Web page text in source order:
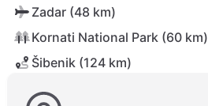
Zadar (48 km)
Kornati National Park (60 km)
Šibenik (124 km)